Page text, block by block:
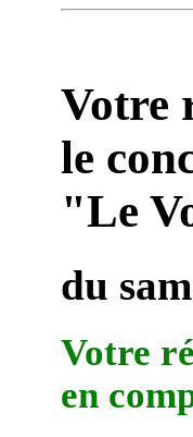
Votre
le
"Le
du
Votre
en